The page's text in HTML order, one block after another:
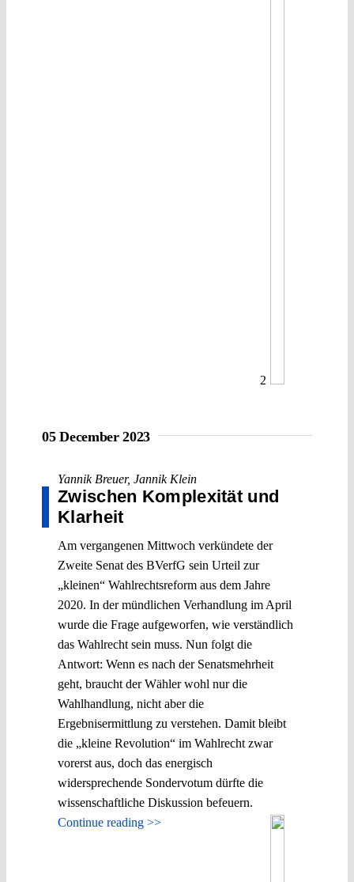
2
05 December 2023
Yannik Breuer, Jannik Klein
Zwischen Komplexität und
Klarheit
Am vergangenen Mittwoch verkündete der
Zweite Senat des BVerfG sein Urteil zur
„kleinen“ Wahlrechtsreform aus dem Jahre
2020. In der mündlichen Verhandlung im April
wurde die Frage aufgeworfen, wie verständlich
das Wahlrecht sein muss. Nun folgt die
Antwort: Wenn es nach der Senatsmehrheit
geht, braucht der Wähler wohl nur die
Wahlhandlung, nicht aber die
Ergebnisermittlung zu verstehen. Damit bleibt
die „kleine Revolution“ im Wahlrecht zwar
vorerst aus, doch das energisch
widersprechende Sondervotum dürfte die
wissenschaftliche Diskussion befeuern.
Continue reading >>